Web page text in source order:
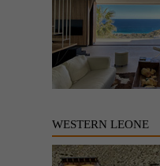
WESTERN LEONE